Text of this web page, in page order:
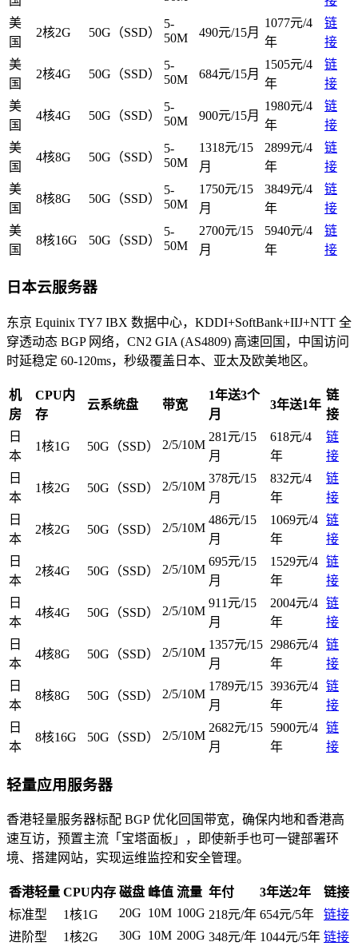
美
国
2核2G 50G（SSD）
5-
50M
490元/15月
1077元/4
年
链
接
美
国
2核4G 50G（SSD）
5-
50M
684元/15月
1505元/4
年
链
接
美
国
4核4G 50G（SSD）
5-
50M
900元/15月
1980元/4
年
链
接
美
国
4核8G 50G（SSD）
5-
50M
1318元/15
月
2899元/4
年
链
接
美
国
8核8G 50G（SSD）
5-
50M
1750元/15
月
3849元/4
年
链
接
美
国
8核16G 50G（SSD）
5-
50M
2700元/15
月
5940元/4
年
链
接
日本云服务器
东京 Equinix TY7 IBX 数据中心，KDDI+SoftBank+IIJ+NTT 全
穿透动态 BGP 网络，CN2 GIA (AS4809) 高速回国，中国访问
时延稳定 60-120ms，秒级覆盖日本、亚太及欧美地区。
机
房
CPU内
存
云系统盘 带宽
1年送3个
月
3年送1年
链
接
日
本
1核1G 50G（SSD） 2/5/10M
281元/15
月
618元/4
年
链
接
日
本
1核2G 50G（SSD） 2/5/10M
378元/15
月
832元/4
年
链
接
日
本
2核2G 50G（SSD） 2/5/10M
486元/15
月
1069元/4
年
链
接
日
本
2核4G 50G（SSD） 2/5/10M
695元/15
月
1529元/4
年
链
接
日
本
4核4G 50G（SSD） 2/5/10M
911元/15
月
2004元/4
年
链
接
日
本
4核8G 50G（SSD） 2/5/10M
1357元/15
月
2986元/4
年
链
接
日
本
8核8G 50G（SSD） 2/5/10M
1789元/15
月
3936元/4
年
链
接
日
本
8核16G 50G（SSD） 2/5/10M
2682元/15
月
5900元/4
年
链
接
轻量应用服务器
香港轻量服务器标配 BGP 优化回国带宽，确保内地和香港高
速互访，预置主流「宝塔面板」，即使新手也可一键部署环
境、搭建网站，实现运维监控和安全管理。
香港轻量 CPU内存 磁盘 峰值 流量 年付 3年送2年
链接
标准型
1核1G 20G 10M 100G 218元/年 654元/5年
链接
进阶型
1核2G 30G 10M 200G 348元/年 1044元/5年 链接